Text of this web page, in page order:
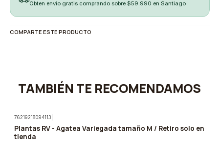
Obten envio gratis comprando sobre $59.990 en Santiago
COMPARTE ESTE PRODUCTO
TAMBIÉN TE RECOMENDAMOS
-5%
76219218094113
Plantas RV - Agatea Variegada tamaño M / Retiro solo en
tienda